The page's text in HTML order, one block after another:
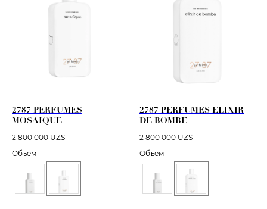
2787 PERFUMES
MOSAIQUE
2 800 000 UZS
Объем
2787 PERFUMES ELIXIR
DE BOMBE
2 800 000 UZS
Объем